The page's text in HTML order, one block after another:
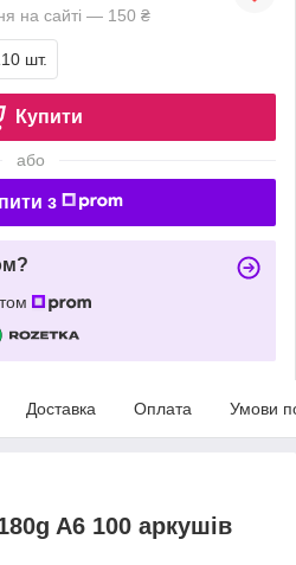
на сайті — 150 ₴
шт.
Купити
або
з
Доставка Оплата Умови
A6 100 аркушів